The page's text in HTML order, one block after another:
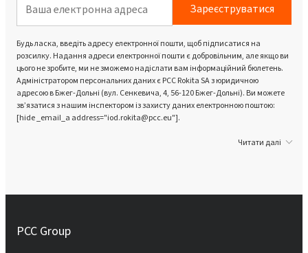
Зареєструватися
Будь ласка, введіть адресу електронної пошти, щоб підписатися на
розсилку. Надання адреси електронної пошти є добровільним, але якщо ви
цього не зробите, ми не зможемо надіслати вам інформаційний бюлетень.
Адміністратором персональних даних є PCC Rokita SA з юридичною
адресою в Бжег-Дольні (вул. Сенкевича, 4, 56-120 Бжег-Дольні). Ви можете
зв’язатися з нашим інспектором із захисту даних електронною поштою:
[hide _email_a address="iod.rokita@pcc.eu"].
Читати далі
PCC Group